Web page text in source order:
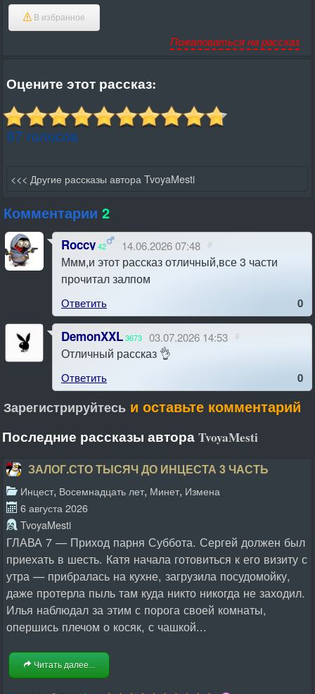
В избранное
Пожаловаться на рассказ
Оцените этот рассказ:
67 голосов
<<< Другие рассказы автора TvoyaMesti
Комментарии 2
Roccy42 14.06.2026 07:48 #
Ммм,и этот рассказ отличный,все 3 части
прочитал залпом
Ответить 0
DemonXXL3673 03.07.2026 14:53 #
Отличный рассказ 👌
Ответить 0
Зарегистрируйтесь и оставьте комментарий
Последние рассказы автора TvoyaMesti
ЗАЛОГ.СТО ТЫСЯЧ ДО ИНЦЕСТА 3 ЧАСТЬ
Инцест, Восемнадцать лет, Минет, Измена
6 августа 2026
TvoyaMesti
ГЛАВА 7 — Приход парня Суббота. Сергей должен был
приехать в шесть. Катя начала готовиться к его визиту с
утра — прибралась на кухне, загрузила посудомойку,
даже протерла пыль там куда никто никогда не заходил.
Илья наблюдал за этим с порога своей комнаты,
опершись плечом о косяк, с чашкой...
Читать далее...